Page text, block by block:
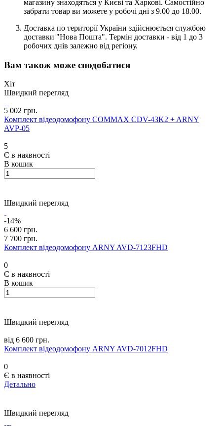
магазину знаходяться у Києві та Харкові. Самостійно
забрати товар ви можете у робочі дні з 9.00 до 18.00.
Доставка по території України здійснюється службою
доставки "Нова Пошта". Термін доставки - від 1 до 3
робочих днів залежно від регіону.
Вам також може сподобатися
Хіт
Швидкий перегляд
5 002 грн.
Комплект відеодомофону COMMAX CDV-43K2 + ARNY
AVP-05
5
Є в наявності
В кошик
Швидкий перегляд
-14%
6 600 грн.
7 700 грн.
Комплект відеодомофону ARNY AVD-7123FHD
0
Є в наявності
В кошик
Швидкий перегляд
від 6 600 грн.
Комплект відеодомофону ARNY AVD-7012FHD
0
Є в наявності
Детально
Швидкий перегляд